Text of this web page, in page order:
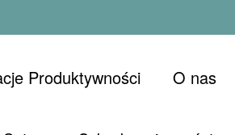
Produktywności O nas